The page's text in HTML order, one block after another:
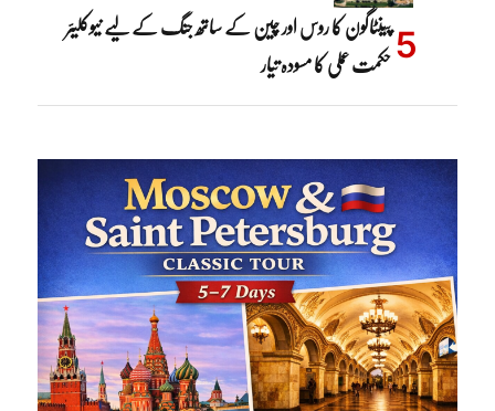
پینٹاگون کا روس اور چین کے ساتھ جنگ کے لیے نیوکلیئر
حکمت عملی کا مسودہ تیار